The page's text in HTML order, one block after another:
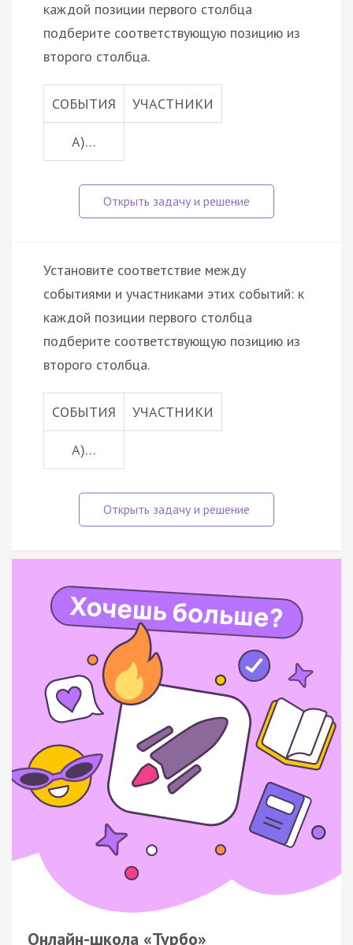
каждой позиции первого столбца
подберите соответствующую позицию из
второго столбца.
СОБЫТИЯ УЧАСТНИКИ
А)…
Установите соответствие между
событиями и участниками этих событий: к
каждой позиции первого столбца
подберите соответствующую позицию из
второго столбца.
СОБЫТИЯ УЧАСТНИКИ
A)…
Онлайн-школа «Турбо»